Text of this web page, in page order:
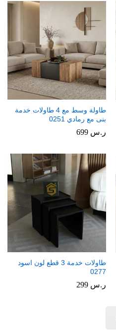
طاولة وسط مع 4 طاولات خدمة
بنى مع رمادي 0251
ر.س
طاولات خدمة 3 قطع لون اسود
0277
ر.س